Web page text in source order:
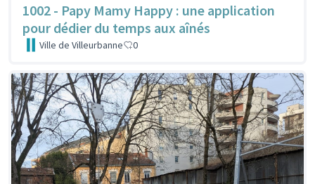
1002 - Papy Mamy Happy : une application
pour dédier du temps aux aînés
Ville de Villeurbanne 0